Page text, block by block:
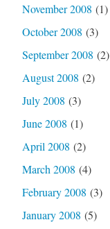
November 2008 (1)
October 2008 (3)
September 2008 (2)
August 2008 (2)
July 2008 (3)
June 2008 (1)
April 2008 (2)
March 2008 (4)
February 2008 (3)
January 2008 (5)